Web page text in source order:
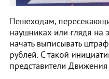
Пешеходам,
наушниках или глядя на
начать выписывать
рублей. С такой
представители